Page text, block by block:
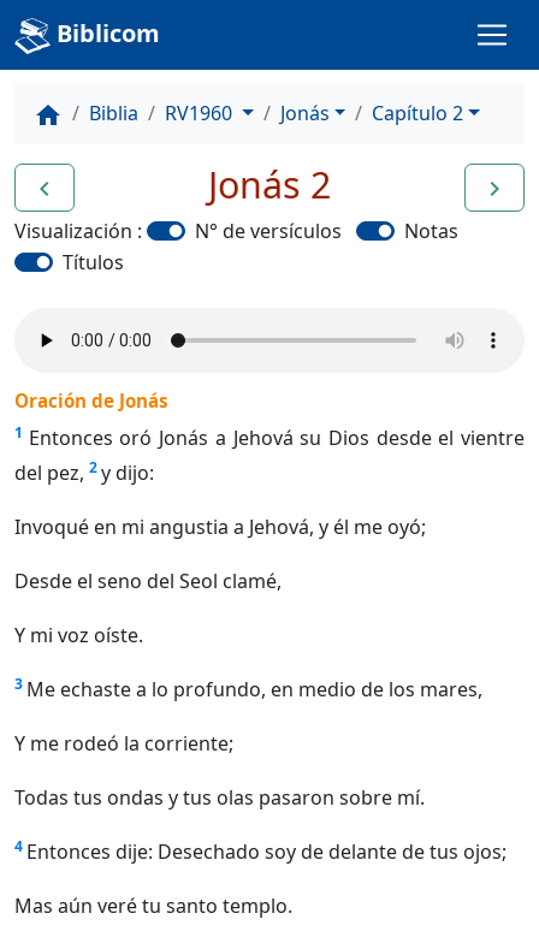
Biblicom
home Biblia RV1960 Jonás Capítulo 2
navigate_before navigate_next
Jonás 2
Visualización : N° de versículos
Notas
Títulos
Oración de Jonás
1 Entonces oró Jonás a Jehová su Dios desde el vientre
del pez, 2y dijo:
Invoqué en mi angustia a Jehová, y él me oyó;
Desde el seno del Seol clamé,
Y mi voz oíste.
3 Me echaste a lo profundo, en medio de los mares,
Y me rodeó la corriente;
Todas tus ondas y tus olas pasaron sobre mí.
4 Entonces dije: Desechado soy de delante de tus ojos;
Mas aún veré tu santo templo.